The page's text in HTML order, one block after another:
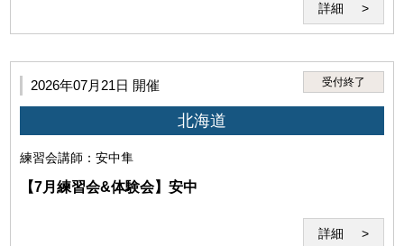
・前項の条件を満たした場合においても、本サービスの利用に支
障がある、秩序を乱す恐れがあると認められた場合は本サービス
詳細
2026年07月21日 開催 受付終了
北海道
練習会講師：安中隼
【7月練習会&体験会】安中
詳細